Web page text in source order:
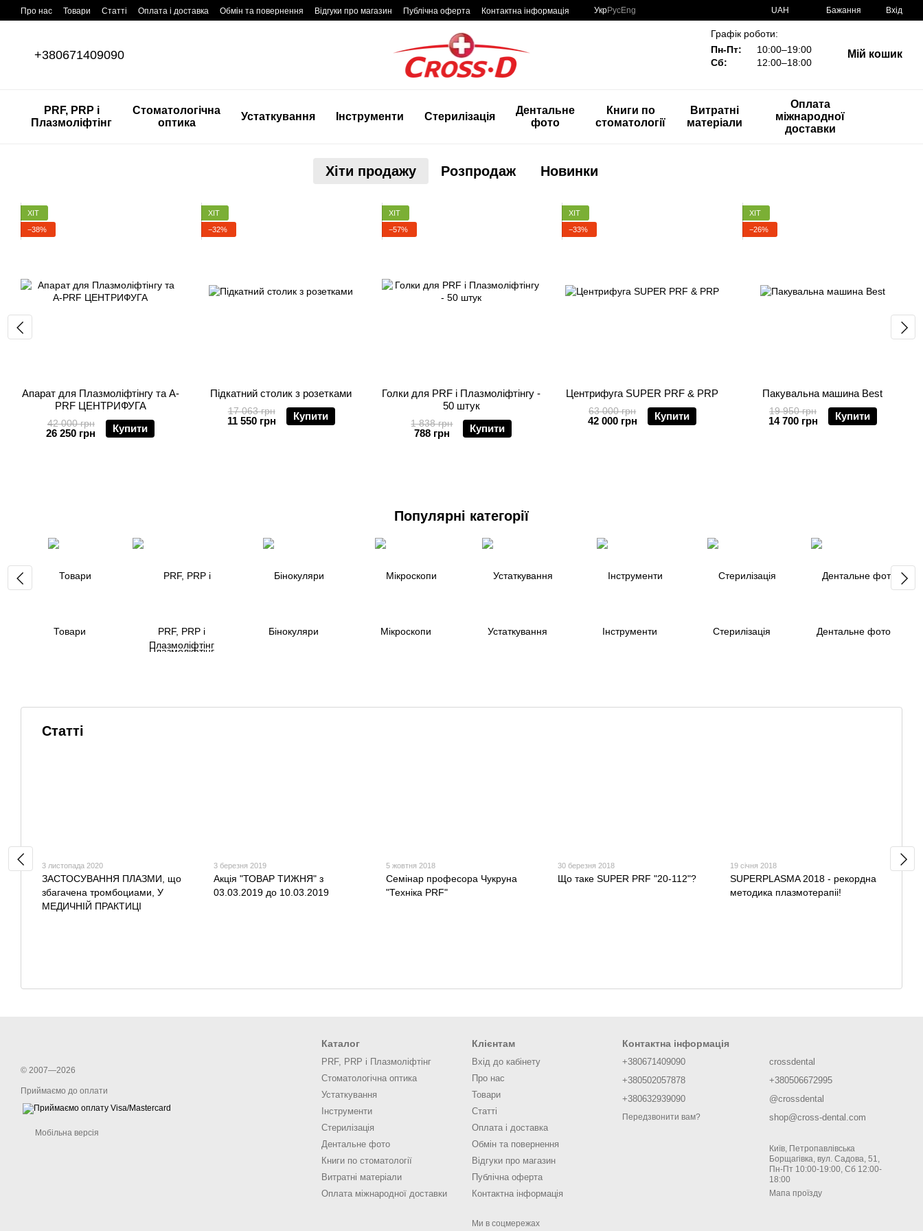
Перейти до основного контенту
Про нас Товари Статті Оплата і доставка Обмін та повернення Відгуки про магазин Публічна оферта Контактна інформація УкрРусEng UAH Бажання Вхід
+380671409090
Графік роботи:
Пн-Пт:
10:00–19:00
Сб:
12:00–18:00
Мій кошик
PRF, PRP і
Плазмоліфтінг
Стоматологічна
оптика
Устаткування Інструменти Стерилізація
Дентальне
фото
Книги по
стоматології
Витратні
матеріали
Оплата
міжнародної
доставки
Хіти продажу Розпродаж Новинки
ХІТ
−38%
Апарат для Плазмоліфтінгу та A-
PRF ЦЕНТРИФУГА
42 000 грн
26 250 грн Купити
ХІТ
−32%
Підкатний столик з розетками
17 063 грн
11 550 грн Купити
ХІТ
−57%
Голки для PRF і Плазмоліфтінгу -
50 штук
1 838 грн
788 грн Купити
ХІТ
−33%
Центрифуга SUPER PRF & PRP
63 000 грн
42 000 грн Купити
ХІТ
−26%
Пакувальна машина Best
19 950 грн
14 700 грн Купити
Популярні категорії
Товари
PRF, PRP і
Плазмоліфтінг
Бінокуляри Мікроскопи Устаткування Інструменти Стерилізація Дентальне фото
Статті
3 листопада 2020
ЗАСТОСУВАННЯ ПЛАЗМИ, що
збагачена тромбоциами, У
МЕДИЧНІЙ ПРАКТИЦІ
3 березня 2019
Акція "ТОВАР ТИЖНЯ" з
03.03.2019 до 10.03.2019
5 жовтня 2018
Семінар професора Чукруна
"Техніка PRF"
30 березня 2018
Що таке SUPER PRF "20-112"?
19 січня 2018
SUPERPLASMA 2018 - рекордна
методика плазмотерапіі!
18
© 2007—2026
Приймаємо до оплати
Мобільна версія
Каталог
PRF, PRP і Плазмоліфтінг
Стоматологічна оптика
Устаткування
Інструменти
Стерилізація
Дентальне фото
Книги по стоматології
Витратні матеріали
Оплата міжнародної доставки
Клієнтам
Вхід до кабінету
Про нас
Товари
Статті
Оплата і доставка
Обмін та повернення
Відгуки про магазин
Публічна оферта
Контактна інформація
Ми в соцмережах
Контактна інформація
+380671409090
+380502057878
+380632939090
Передзвонити вам?
crossdental
+380506672995
@crossdental
shop@cross-dental.com
Київ, Петропавлівська
Борщагівка, вул. Садова, 51,
Пн-Пт 10:00-19:00, Сб 12:00-
18:00
Мапа проїзду